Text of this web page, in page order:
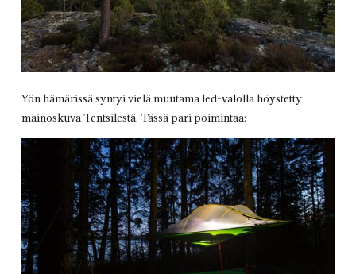
Yön hämärissä syntyi vielä muutama led-valolla höystetty
mainoskuva Tentsilestä. Tässä pari poimintaa: